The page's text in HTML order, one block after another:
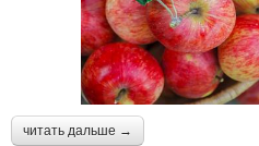
читать дальше →